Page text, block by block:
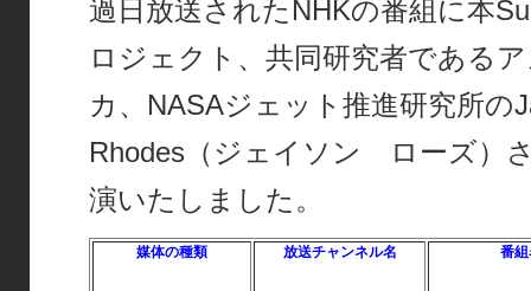
過日放送されたNHKの番組に本
ロジェクト、共同研究者である
カ、NASAジェット推進研究所の
Rhodes（ジェイソン ローズ）
演いたしました。
媒体の種類 放送チャンネル名 番